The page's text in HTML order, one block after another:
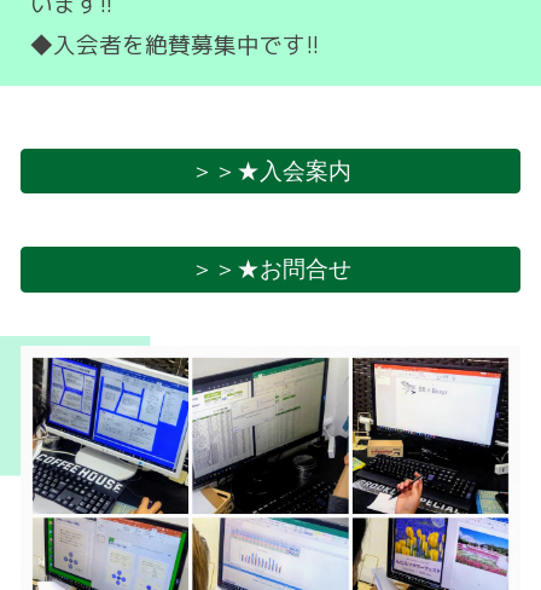
◆入会者を絶賛募集中です!!
＞＞★入会案内
＞＞★お問合せ